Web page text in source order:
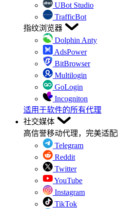
UBot Studio
TrafficBot
指纹浏览器
Dolphin Anty
AdsPower
BitBrowser
Multilogin
GoLogin
Incogniton
适用于软件的所有代理
社交媒体
高信誉移动代理，完美适配
Telegram
Reddit
Twitter
YouTube
Instagram
TikTok